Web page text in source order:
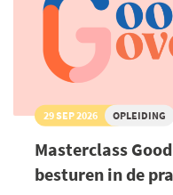
29 SEP 2026 OPLEIDING
Masterclass
besturen in de